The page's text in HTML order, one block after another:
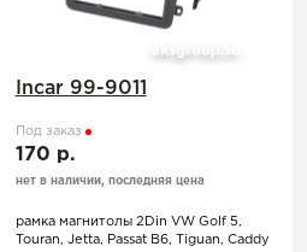
Incar 99-9011
Под заказ
170 р.
нет в наличии, последняя цена
рамка магнитолы 2Din VW Golf 5,
Touran, Jetta, Passat B6, Tiguan, Caddy